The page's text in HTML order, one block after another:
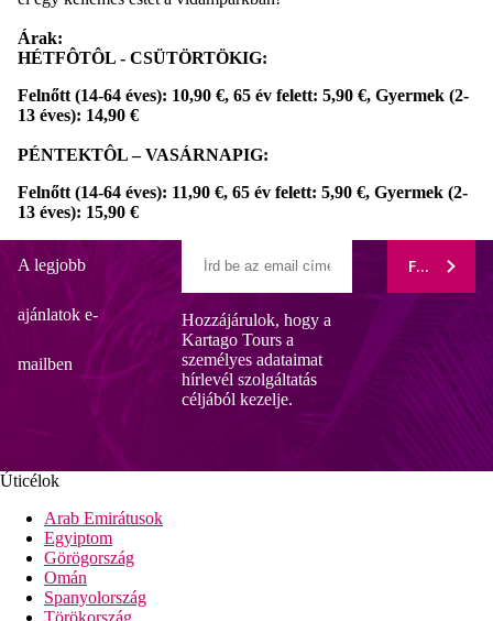
Árak:
HÉTFÔTÔL - CSÜTÖRTÖKIG:
Felnőtt (14-64 éves): 10,90 €, 65 év felett: 5,90 €, Gyermek (2-
13 éves): 14,90 €
PÉNTEKTÔL – VASÁRNAPIG:
Felnőtt (14-64 éves): 11,90 €, 65 év felett: 5,90 €, Gyermek (2-
13 éves): 15,90 €
A legjobb
ajánlatok e-
mailben
Hozzájárulok, hogy a
Kartago Tours a
személyes adataimat
hírlevél szolgáltatás
céljából kezelje.
Úticélok
Arab Emirátusok
Egyiptom
Görögország
Omán
Spanyolország
Törökország